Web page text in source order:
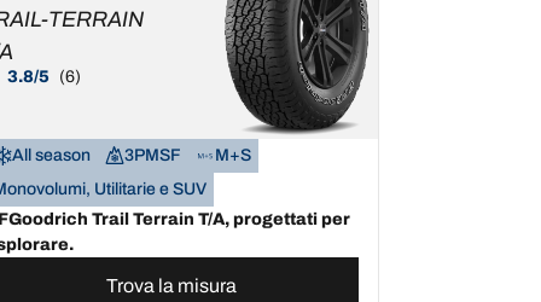
TERRAIN
3.8/5 (6)
All season 3PMSF
M+S
Utilitarie e SUV
Trail Terrain T/A, progettati per
Trova la misura